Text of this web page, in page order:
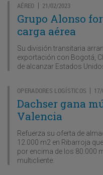
AÉREO | 21/02/2023
Grupo Alonso
carga aérea
Su división transitaria
exportación con Bogotá,
de alcanzar Estados
OPERADORES LOGÍSTICOS |
Dachser gana
Valencia
Refuerza su oferta de
12.000 m2 en Ribarroja
por encima de los 80.000
multicliente.